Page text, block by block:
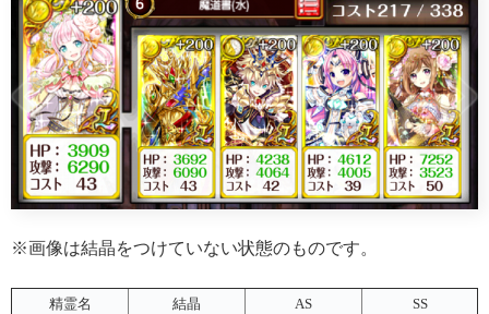
※画像は結晶をつけていない状態のものです。
精霊名 結晶 AS SS